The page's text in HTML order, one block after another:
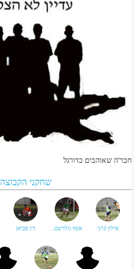
חבר'ה שאוהבים כדורגל
שחקני הקבוצה
אילון קרני אסף גולדשט.. דין פביאן